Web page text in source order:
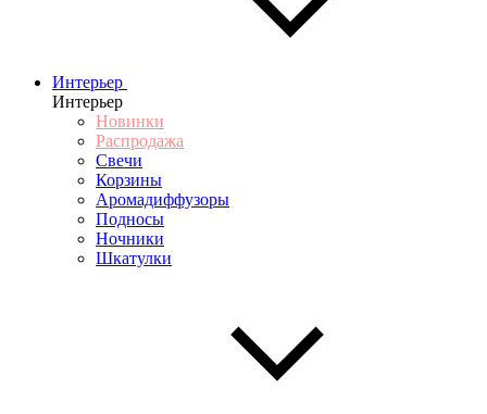
Интерьер
Интерьер
Новинки
Распродажа
Свечи
Корзины
Аромадиффузоры
Подносы
Ночники
Шкатулки